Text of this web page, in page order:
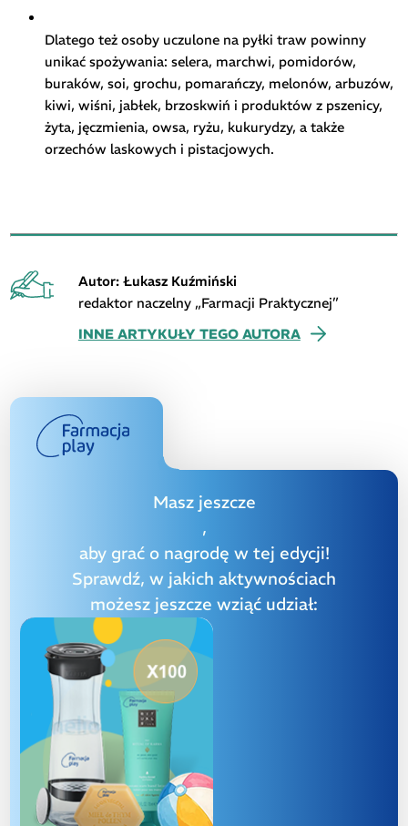
Dlatego też osoby uczulone na pyłki traw powinny
unikać spożywania: selera, marchwi, pomidorów,
buraków, soi, grochu, pomarańczy, melonów, arbuzów,
kiwi, wiśni, jabłek, brzoskwiń i produktów z pszenicy,
żyta, jęczmienia, owsa, ryżu, kukurydzy, a także
orzechów laskowych i pistacjowych.
Autor: Łukasz Kuźmiński
redaktor naczelny „Farmacji Praktycznej”
INNE ARTYKUŁY TEGO AUTORA
Masz jeszcze
,
aby grać o nagrodę w tej edycji!
Sprawdź, w jakich aktywnościach
możesz jeszcze wziąć udział: